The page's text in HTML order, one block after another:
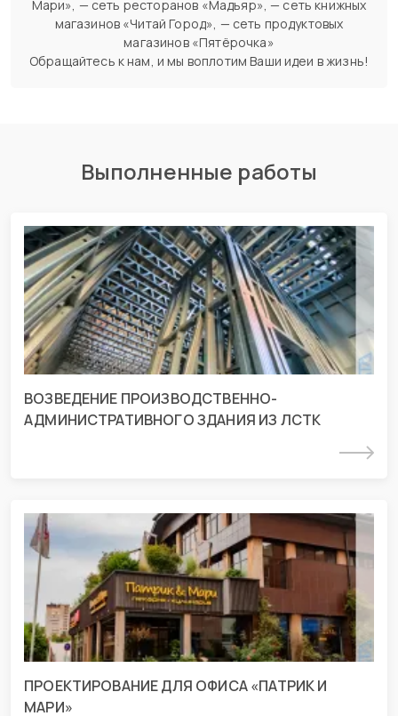
Мари», — сеть ресторанов «Мадьяр», — сеть книжных
магазинов «Читай Город», — сеть продуктовых
магазинов «Пятёрочка»
Обращайтесь к нам, и мы воплотим Ваши идеи в жизнь!
Выполненные работы
ВОЗВЕДЕНИЕ ПРОИЗВОДСТВЕННО-
АДМИНИСТРАТИВНОГО ЗДАНИЯ ИЗ ЛСТК
СМР производственно-
административного здания из ЛСТК
г. Краснодар, ул. Зиповская
Подробнее
ПРОЕКТИРОВАНИЕ ДЛЯ ОФИСА «ПАТРИК И
МАРИ»
Проект для офиса «Патрик и Мари» г.
Краснодар
г. Краснодар, ул. Зиповская